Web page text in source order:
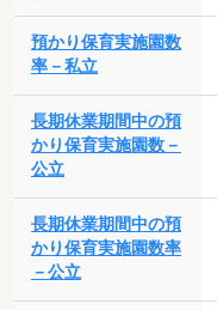
預かり保育実施園数
率－私立
長期休業期間中の預
かり保育実施園数－
公立
長期休業期間中の預
かり保育実施園数率
－公立